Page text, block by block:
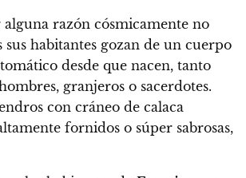
razón cósmicamente no
sus habitantes gozan de un cuerpo
desde que nacen, tanto
granjeros o sacerdotes.
con cráneo de calaca
fornidos o súper sabrosas,